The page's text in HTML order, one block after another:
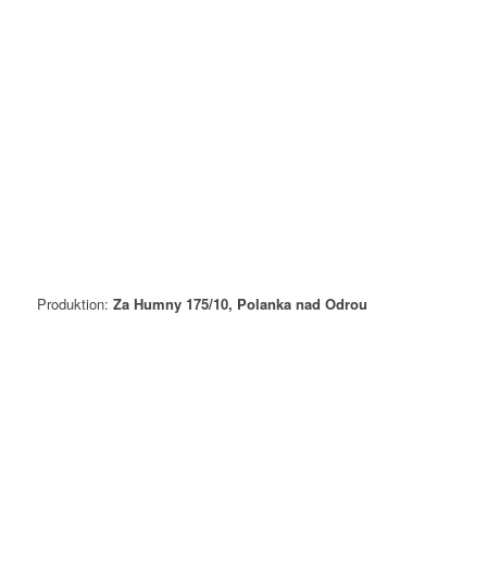
Produktion: Za Humny 175/10, Polanka nad Odrou